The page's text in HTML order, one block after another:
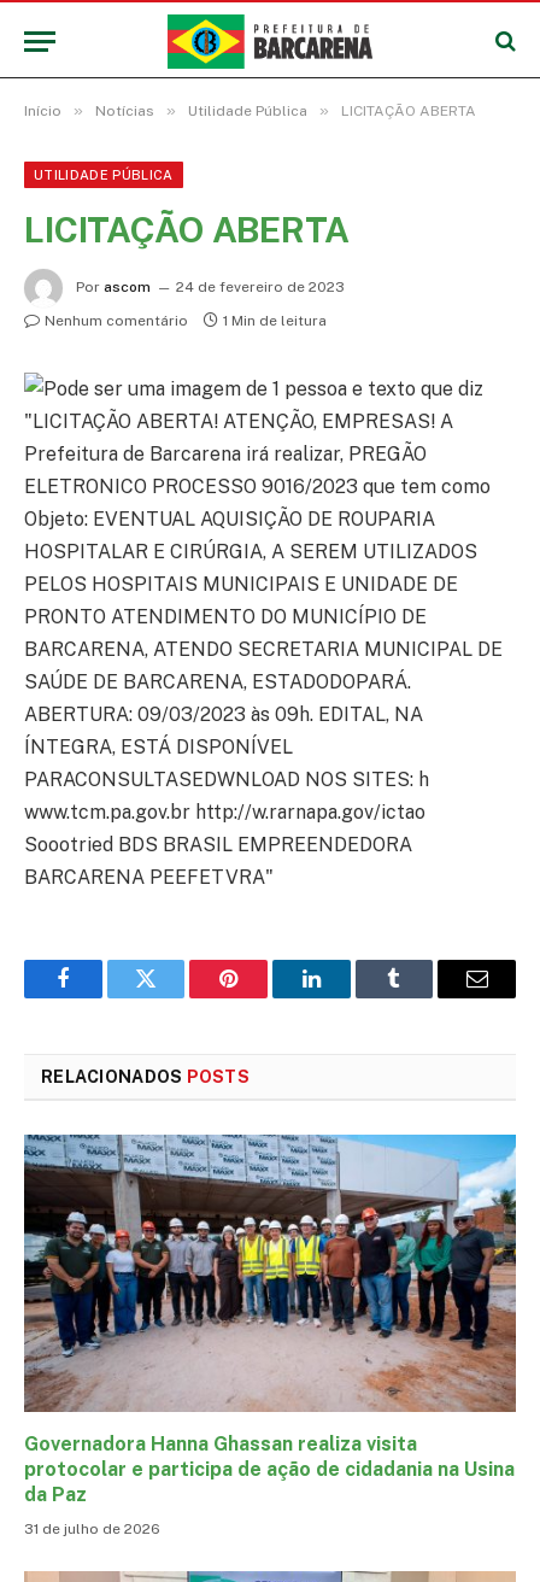
Início » Notícias » Utilidade Pública » LICITAÇÃO ABERTA
UTILIDADE PÚBLICA
LICITAÇÃO ABERTA
Por ascom
24 de fevereiro de 2023
Nenhum comentário
1 Min de leitura
FacebookTwitter Pinterest LinkedInTumblr
E-
RELACIONADOS POSTS
Governadora Hanna Ghassan realiza visita
protocolar e participa de ação de cidadania na Usina
da Paz
31 de julho de 2026